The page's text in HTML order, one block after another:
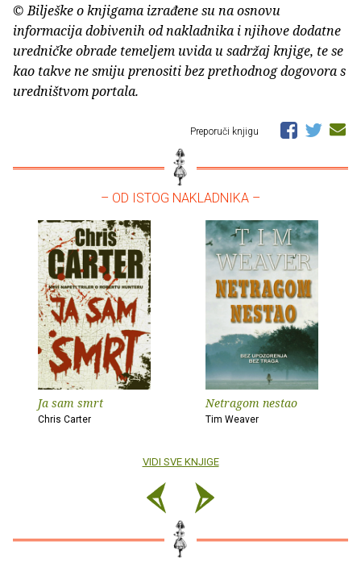
© Bilješke o knjigama izrađene su na osnovu
informacija dobivenih od nakladnika i njihove dodatne
uredničke obrade temeljem uvida u sadržaj knjige, te se
kao takve ne smiju prenositi bez prethodnog dogovora s
uredništvom portala.
Preporuči knjigu
– OD ISTOG NAKLADNIKA –
Ja sam smrt
Chris Carter
Netragom nestao
Tim Weaver
VIDI SVE KNJIGE